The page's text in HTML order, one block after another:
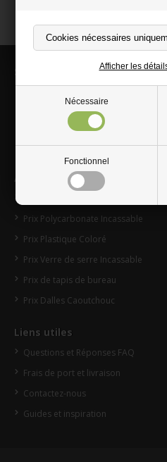
Nécessaire
Fonctionnel
Afficher les
Suivez-nous
À la recherche de?
Prix Polycarbonate Incassable
Prix Plastique Coloré
Prix Verre de serre Incassable
Prix de tapis de bureau
Prix Dalles Caoutchouc
Liens utiles
Questions et Réponses FAQ
Frais de port et livraison
Contactez-nous
Guides et inspiration